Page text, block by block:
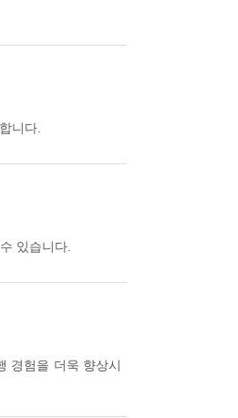
니다.
있습니다.
경험을 더욱 향상시